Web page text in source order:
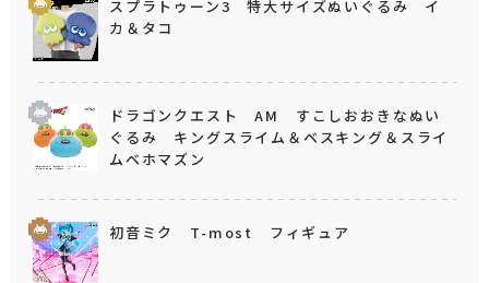
スプラトゥーン3 特大サイズぬいぐるみ イ
カ＆タコ
ドラゴンクエスト AM すこしおおきなぬい
ぐるみ キングスライム＆ベスキング＆スライ
ムベホマズン
初音ミク T-most フィギュア